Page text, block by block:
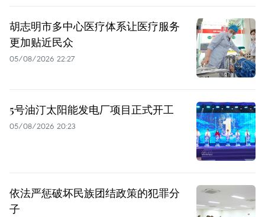
胡志明市多中心医疗体系让医疗服务
更加贴近民众
05/08/2026 22:27
5号油汀太阳能发电厂项目正式开工
05/08/2026 20:23
依法严惩破坏民族团结政策的犯罪分
子